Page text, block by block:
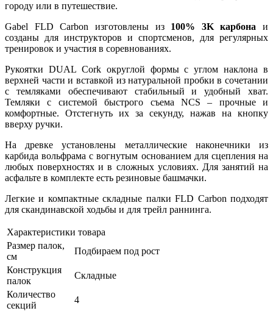
городу или в путешествие.
Gabel FLD Carbon изготовлены из 100% 3K карбона и
созданы для инструкторов и спортсменов, для регулярных
тренировок и участия в соревнованиях.
Рукоятки DUAL Cork округлой формы с углом наклона в
верхней части и вставкой из натуральной пробки в сочетании
с темляками обеспечивают стабильный и удобный хват.
Темляки с системой быстрого съема NCS – прочные и
комфортные. Отстегнуть их за секунду, нажав на кнопку
вверху ручки.
На древке установлены металлические наконечники из
карбида вольфрама с вогнутым основанием для сцепления на
любых поверхностях и в сложных условиях. Для занятий на
асфальте в комплекте есть резиновые башмачки.
Легкие и компактные складные палки FLD Carbon подходят
для скандинавской ходьбы и для трейл раннинга.
Характеристики товара
Размер палок,
см
Подбираем под рост
Конструкция
палок
Складные
Количество
секций
4